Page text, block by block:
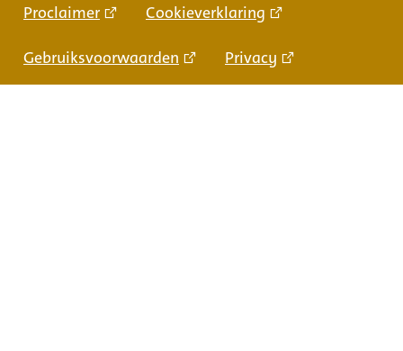
Proclaimer Cookieverklaring
Gebruiksvoorwaarden Privacy